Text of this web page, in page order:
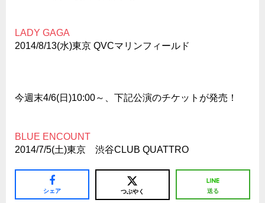
LADY GAGA
2014/8/13(水)東京 QVCマリンフィールド
今週末4/6(日)10:00～、下記公演のチケットが発売！
BLUE ENCOUNT
2014/7/5(土)東京 渋谷CLUB QUATTRO
シェア つぶやく 送る